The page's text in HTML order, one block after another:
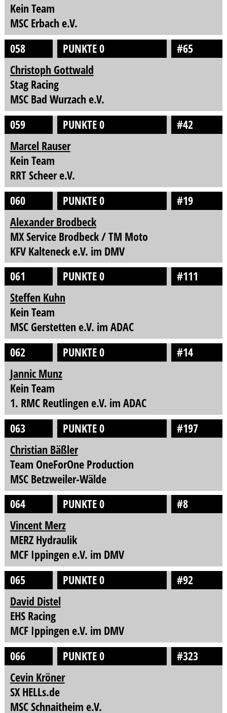
Kein Team
MSC Erbach e.V.
058
PUNKTE 0
#65
Christoph Gottwald
Stag Racing
MSC Bad Wurzach e.V.
059
PUNKTE 0
#42
Marcel Rauser
Kein Team
RRT Scheer e.V.
060
PUNKTE 0
#19
Alexander Brodbeck
MX Service Brodbeck / TM Moto
KFV Kalteneck e.V. im DMV
061
PUNKTE 0
#111
Steffen Kuhn
Kein Team
MSC Gerstetten e.V. im ADAC
062
PUNKTE 0
#14
Jannic Munz
Kein Team
1. RMC Reutlingen e.V. im ADAC
063
PUNKTE 0
#197
Christian Bäßler
Team OneForOne Production
MSC Betzweiler-Wälde
064
PUNKTE 0
#8
Vincent Merz
MERZ Hydraulik
MCF Ippingen e.V. im DMV
065
PUNKTE 0
#92
David Distel
EHS Racing
MCF Ippingen e.V. im DMV
066
PUNKTE 0
#323
Cevin Kröner
SX HELLs.de
MSC Schnaitheim e.V.